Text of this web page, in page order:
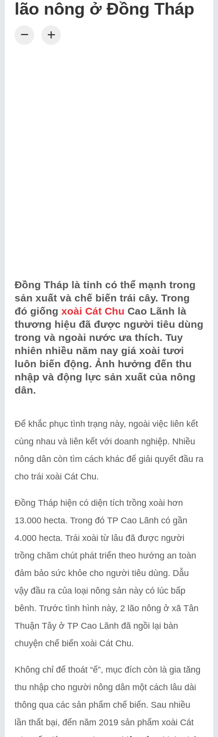
lão nông ở Đồng Tháp
Đồng Tháp là tỉnh có thể mạnh trong
sản xuất và chế biến trái cây. Trong
đó giống xoài Cát Chu Cao Lãnh là
thương hiệu đã được người tiêu dùng
trong và ngoài nước ưa thích. Tuy
nhiên nhiều năm nay giá xoài tươi
luôn biến động. Ảnh hưởng đến thu
nhập và động lực sản xuất của nông
dân.
Để khắc phục tình trạng này, ngoài việc liên kết
cùng nhau và liên kết với doanh nghiệp. Nhiều
nông dân còn tìm cách khác để giải quyết đầu ra
cho trái xoài Cát Chu.
Đồng Tháp hiện có diện tích trồng xoài hơn
13.000 hecta. Trong đó TP Cao Lãnh có gần
4.000 hecta. Trái xoài từ lâu đã được người
trồng chăm chút phát triển theo hướng an toàn
đảm bảo sức khỏe cho người tiêu dùng. Dẫu
vậy đầu ra của loại nông sản này có lúc bấp
bênh. Trước tình hình này, 2 lão nông ở xã Tân
Thuận Tây ở TP Cao Lãnh đã ngồi lại bàn
chuyện chế biến xoài Cát Chu.
Không chỉ để thoát “ế”, mục đích còn là gia tăng
thu nhập cho người nông dân một cách lâu dài
thông qua các sản phẩm chế biến. Sau nhiều
lần thất bại, đến năm 2019 sản phẩm xoài Cát